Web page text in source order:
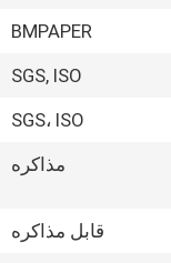
BMPAPER
SGS, ISO
SGS، ISO
مذاکره
قابل مذاکره